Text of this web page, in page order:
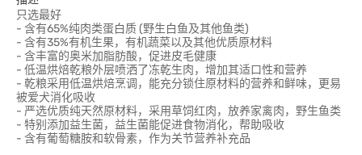
只选最好
- 含有65%纯肉类蛋白质 (野生白鱼及其他鱼类)
- 含有35%有机生果，有机蔬菜以及其他优质原材料
- 含丰富的奥米加脂肪酸，促进皮毛健康
- 低温烘焙乾粮外层喷洒了冻乾生肉，增加其适口性和营养
- 乾粮采用低温烘焙烹调，能充分锁住原材料的营养和鲜味，更易
被爱犬消化吸收
- 严选优质纯天然原材料，采用草饲红肉，放养家禽肉，野生鱼类
- 特别添加益生菌，益生菌能促进食物消化，帮助吸收
- 含有葡萄糖胺和软骨素，作为关节营养补充品